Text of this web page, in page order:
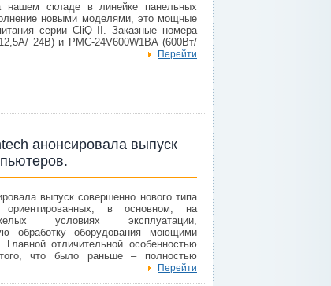
складе в линейке панельных
новыми моделями, это мощные
серии CliQ II. Заказные номера
24В) и PMC-24V600W1BA (600Вт/
Перейти
анонсировала выпуск
выпуск совершенно нового типа
ориентированных, в основном, на
условиях эксплуатации,
обработку оборудования моющими
отличительной особенностью
что было раньше – полностью
Перейти